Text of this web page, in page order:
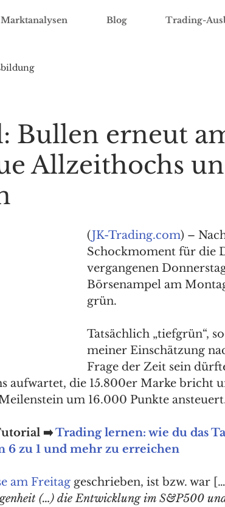
Marktanalysen Blog Trading-
Bullen erneut
Allzeithochs
(JK-Trading.com) –
Schockmoment für die
vergangenen
Börsenampel am
grün.
Tatsächlich „tiefgrün“,
meiner Einschätzung
Frage der Zeit sein
aufwartet, die 15.800er Marke bricht
um 16.000 Punkte
➡️ Trading lernen: wie du das
6 zu 1 und mehr zu erreichen
am Freitag geschrieben, ist bzw. war
(…) die Entwicklung im S&P500